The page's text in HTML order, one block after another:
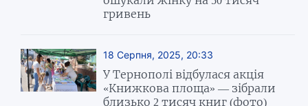
гривень
18 Серпня, 2025, 20:33
У Тернополі відбулася акція
«Книжкова площа» — зібрали
близько 2 тисяч книг (фото)